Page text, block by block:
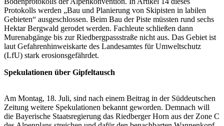
Protokolls werden „Bau und Planierung von Skipisten in labilen
Gebieten“ ausgeschlossen. Beim Bau der Piste müssten rund sechs
Hektar Bergwald gerodet werden. Fachleute schließen dann
Murenabgänge bis zur Riedbergpassstraße nicht aus. Das Gebiet ist
laut Gefahrenhinweiskarte des Landesamtes für Umweltschutz
(LfU) stark erosionsgefährdet.
Spekulationen über Gipfeltausch
Am Montag, 18. Juli, sind nach einem Beitrag in der Süddeutschen
Zeitung weitere Spekulationen bekannt geworden. Demnach will
die Bayerische Staatsregierung das Riedberger Horn aus der Zone C